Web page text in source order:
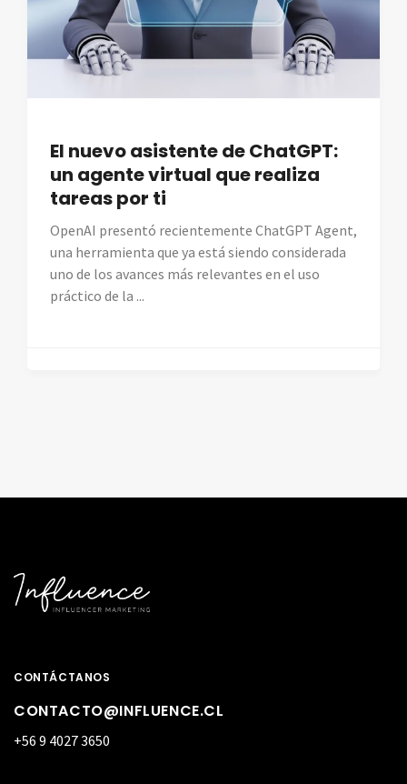
El nuevo asistente de ChatGPT:
un agente virtual que realiza
tareas por ti
OpenAI presentó recientemente ChatGPT Agent,
una herramienta que ya está siendo considerada
uno de los avances más relevantes en el uso
práctico de la ...
CONTÁCTANOS
CONTACTO@INFLUENCE.CL
+56 9 4027 3650